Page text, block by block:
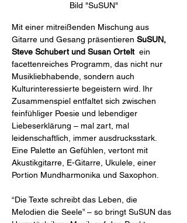
Bild "SuSUN"
Mit einer mitreißenden Mischung aus
Gitarre und Gesang präsentieren SuSUN,
Steve Schubert und Susan Ortelt ein
facettenreiches Programm, das nicht nur
Musikliebhabende, sondern auch
Kulturinteressierte begeistern wird. Ihr
Zusammenspiel entfaltet sich zwischen
feinfühliger Poesie und lebendiger
Liebeserklärung – mal zart, mal
leidenschaftlich, immer ausdrucksstark.
Eine Palette an Gefühlen, vertont mit
Akustikgitarre, E-Gitarre, Ukulele, einer
Portion Mundharmonika und Saxophon.
“Die Texte schreibt das Leben, die
Melodien die Seele” – so bringt SuSUN das